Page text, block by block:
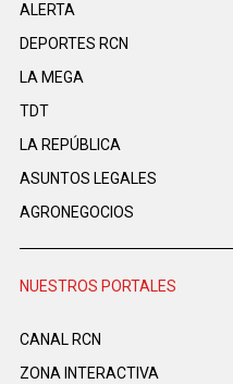
ALERTA
DEPORTES RCN
LA MEGA
TDT
LA REPÚBLICA
ASUNTOS LEGALES
AGRONEGOCIOS
NUESTROS PORTALES
CANAL RCN
ZONA INTERACTIVA